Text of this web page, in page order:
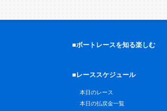
■ボートレースを知る楽しむ
■レーススケジュール
本日のレース
本日の払戻金一覧